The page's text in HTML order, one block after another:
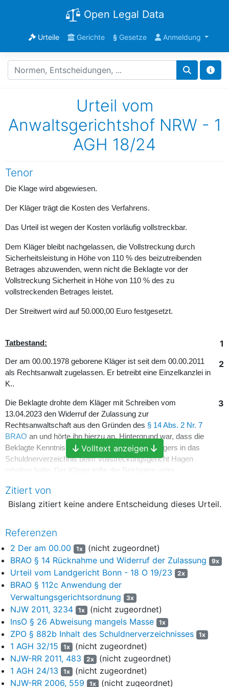
Open Legal Data
Urteile Gerichte §Gesetze Anmeldung
Urteil vom
Anwaltsgerichtshof NRW - 1
AGH 18/24
Tenor
Die Klage wird abgewiesen.
Der Kläger trägt die Kosten des Verfahrens.
Das Urteil ist wegen der Kosten vorläufig vollstreckbar.
Dem Kläger bleibt nachgelassen, die Vollstreckung durch
Sicherheitsleistung in Höhe von 110 % des beizutreibenden
Betrages abzuwenden, wenn nicht die Beklagte vor der
Vollstreckung Sicherheit in Höhe von 110 % des zu
vollstreckenden Betrages leistet.
Der Streitwert wird auf 50.000,00 Euro festgesetzt.
1
Tatbestand:
2
Der am 00.00.1978 geborene Kläger ist seit dem 00.00.2011
als Rechtsanwalt zugelassen. Er betreibt eine Einzelkanzlei in
K..
3
Die Beklagte drohte dem Kläger mit Schreiben vom
13.04.2023 den Widerruf der Zulassung zur
Rechtsanwaltschaft aus den Gründen des § 14 Abs. 2 Nr. 7
BRAO an und hörte ihn hierzu an. Hintergrund war, dass die
Beklagte Kenntnis von einer Eintragung des Klägers in das
Schuldnerverzeichnis beim Vollstreckungsgericht Hagen
erhalten hatte. Der Kläger teilte der Beklagten unter
Auswertungen seiner Kanzlei mit Schreiben vom 18.04.2023
mit, dass ein Vermögensverfall nicht vorliege. Die Eintragung
notariellen Kaufvertrags erteilt habe, obgleich der Vertrag nicht
zustande gekommen sei und die in dem Vertrag vereinbarten
materiellen Voraussetzungen für die Erteilung der
Vollstreckungsklausel nicht vorgelegen hätten.
Die Beklagte brachte hierzu in Erfahrung, dass der Kläger aus
einem notariellen Kaufvertrag vom 24.06.2022 des Notars E.
über ein Grundstück in G. in Anspruch genommen wird. In
dem Kaufvertrag hatte sich der Kläger verpflichtet, den
Kaufpreis für das Grundstück in Höhe von 300.000,00 € bis
zum 30.06.2022 zu zahlen. Nachdem keine Zahlung erfolgte,
wurden Zwangsvollstreckungsmaßnahmen gegen den Kläger
eingeleitet, die zu der Eintragung in das Schuldnerverzeichnis
führten. Mit Blick auf den am 02.11.2022 im
Volltext anzeigen
Zitiert von
Bislang zitiert keine andere Entscheidung dieses Urteil.
Referenzen
2 Der am 00.00 1x (nicht zugeordnet)
BRAO § 14 Rücknahme und Widerruf der Zulassung
9x
Urteil vom Landgericht Bonn - 18 O 19/23 2x
BRAO § 112c Anwendung der
Verwaltungsgerichtsordnung
3x
NJW 2011, 3234 1x (nicht zugeordnet)
InsO § 26 Abweisung mangels Masse
1x
ZPO § 882b Inhalt des Schuldnerverzeichnisses 1x
1 AGH 32/15 1x (nicht zugeordnet)
NJW-RR 2011, 483
2x (nicht zugeordnet)
1 AGH 24/13
1x (nicht zugeordnet)
NJW-RR 2006, 559
1x (nicht zugeordnet)